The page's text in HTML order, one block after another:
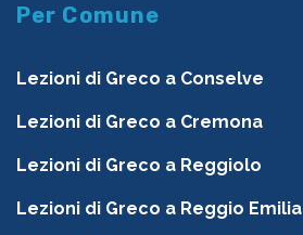
Per Comune
Lezioni di Greco a Conselve
Lezioni di Greco a Cremona
Lezioni di Greco a Reggiolo
Lezioni di Greco a Reggio Emilia